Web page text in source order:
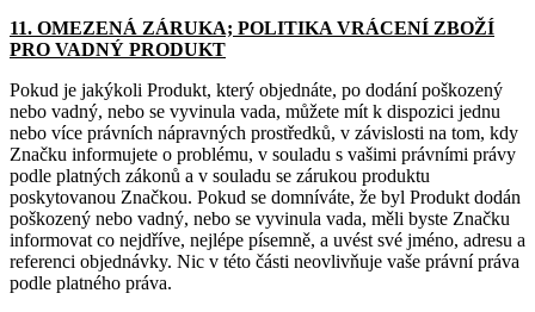
11. OMEZENÁ ZÁRUKA; POLITIKA VRÁCENÍ ZBOŽÍ
PRO VADNÝ PRODUKT
Pokud je jakýkoli Produkt, který objednáte, po dodání poškozený
nebo vadný, nebo se vyvinula vada, můžete mít k dispozici jednu
nebo více právních nápravných prostředků, v závislosti na tom, kdy
Značku informujete o problému, v souladu s vašimi právními právy
podle platných zákonů a v souladu se zárukou produktu
poskytovanou Značkou. Pokud se domníváte, že byl Produkt dodán
poškozený nebo vadný, nebo se vyvinula vada, měli byste Značku
informovat co nejdříve, nejlépe písemně, a uvést své jméno, adresu a
referenci objednávky. Nic v této části neovlivňuje vaše právní práva
podle platného práva.